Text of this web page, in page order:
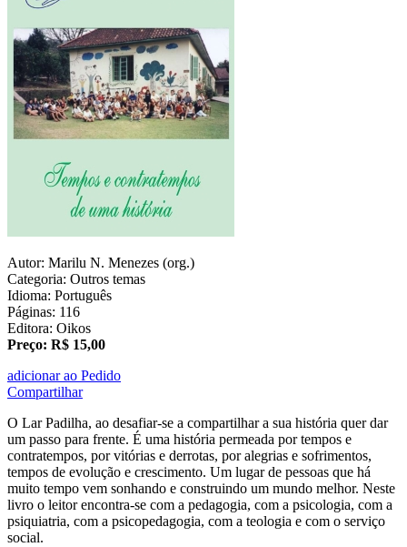
Autor: Marilu N. Menezes (org.)
Categoria: Outros temas
Idioma: Português
Páginas: 116
Editora: Oikos
Preço: R$ 15,00
adicionar ao Pedido
Compartilhar
O Lar Padilha, ao desafiar-se a compartilhar a sua história quer dar
um passo para frente. É uma história permeada por tempos e
contratempos, por vitórias e derrotas, por alegrias e sofrimentos,
tempos de evolução e crescimento. Um lugar de pessoas que há
muito tempo vem sonhando e construindo um mundo melhor. Neste
livro o leitor encontra-se com a pedagogia, com a psicologia, com a
psiquiatria, com a psicopedagogia, com a teologia e com o serviço
social.